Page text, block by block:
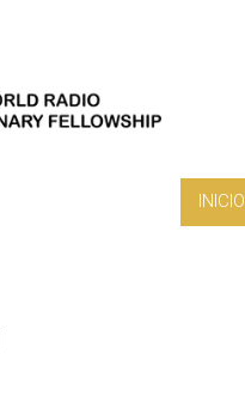
INICIO